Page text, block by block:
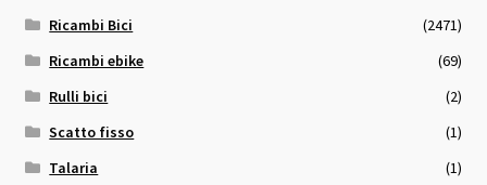
Ricambi Bici
(2471)
Ricambi ebike
(69)
Rulli bici
(2)
Scatto fisso
(1)
Talaria
(1)